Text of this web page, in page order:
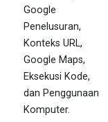
Google
Penelusuran,
Konteks URL,
Google Maps,
Eksekusi Kode,
dan Penggunaan
Komputer.